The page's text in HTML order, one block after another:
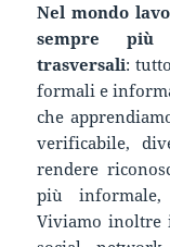
Nel mondo
sempre più
trasversali:
formali e
che
verificabile,
rendere
più
Viviamo inoltre